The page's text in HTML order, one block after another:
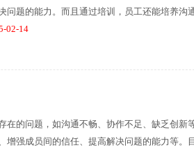
问题的能力。而且通过培训，员工还能培养沟
02-14
的问题，如沟通不畅、协作不足、缺乏创新
增强成员间的信任、提高解决问题的能力等。